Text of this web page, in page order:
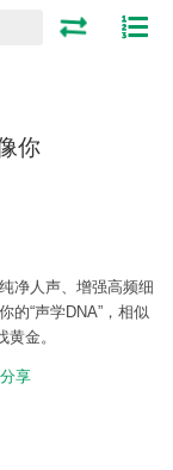
你
净人声、增强高频细
的“声学DNA”，相似
金。
享